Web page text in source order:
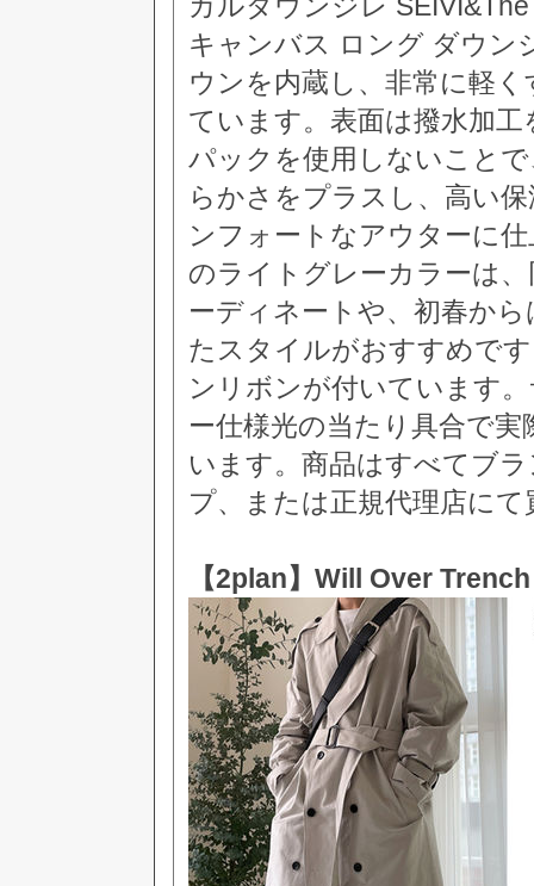
キャンバス ロング ダウン
ウンを内蔵し、非常に軽
ています。表面は撥水加
パックを使用しないこと
らかさをプラスし、高い
ンフォートなアウターに
のライトグレーカラーは
ーディネートや、初春か
たスタイルがおすすめで
ンリボンが付いています
ー仕様光の当たり具合で
います。商品はすべてブ
プ、または正規代理店に
【2plan】Will Over